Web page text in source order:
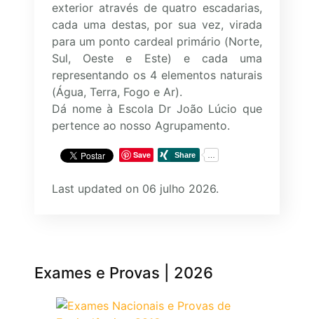
exterior através de quatro escadarias,
cada uma destas, por sua vez, virada
para um ponto cardeal primário (Norte,
Sul, Oeste e Este) e cada uma
representando os 4 elementos naturais
(Água, Terra, Fogo e Ar).
Dá nome à Escola Dr João Lúcio que
pertence ao nosso Agrupamento.
Save
Last updated on 06 julho 2026.
Exames e Provas | 2026